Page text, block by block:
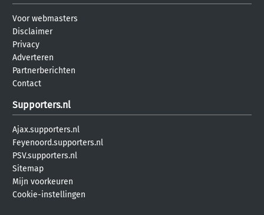
Voor webmasters
Disclaimer
Privacy
Adverteren
Partnerberichten
Contact
Supporters.nl
Ajax.supporters.nl
Feyenoord.supporters.nl
PSV.supporters.nl
Sitemap
Mijn voorkeuren
Cookie-instellingen